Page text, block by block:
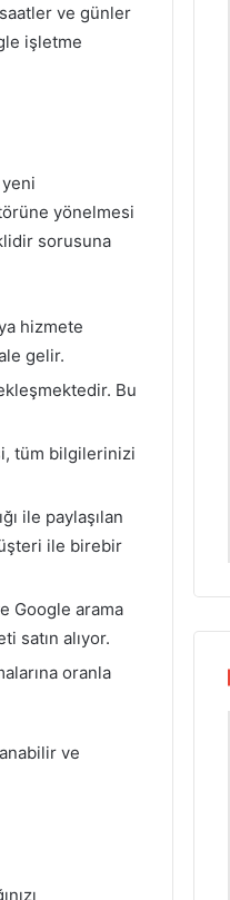
ve günler
işletme
yönelmesi
sorusuna
hizmete
gelir.
Bu
tüm bilgilerinizi
ile paylaşılan
ile birebir
Google arama
satın alıyor.
oranla
ve